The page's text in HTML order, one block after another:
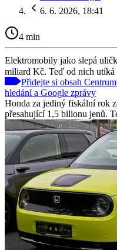
6. 6. 2026, 18:41
4 min
Elektromobily jako slepá
miliard Kč. Teď od nich utíká
Přidejte si obsah
hledání a Google zprávy
Honda za jediný fiskální rok
přesahující 1,5 bilionu jenů.